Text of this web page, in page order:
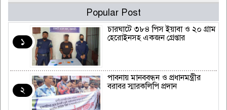
Popular Post
১
চারঘাটে ৩৮৪ পিস ইয়াবা ও ২০ গ্রাম
হেরোইনসহ একজন গ্রেপ্তার
২
পাবনায় মানববন্ধন ও প্রধানমন্ত্রীর
বরাবর স্মারকলিপি প্রদান